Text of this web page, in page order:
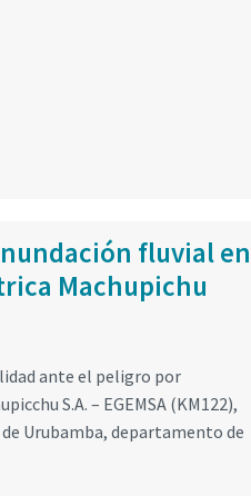
fluvial en
Machupichu
ante el peligro por
S.A. – EGEMSA (KM122),
Urubamba, departamento de